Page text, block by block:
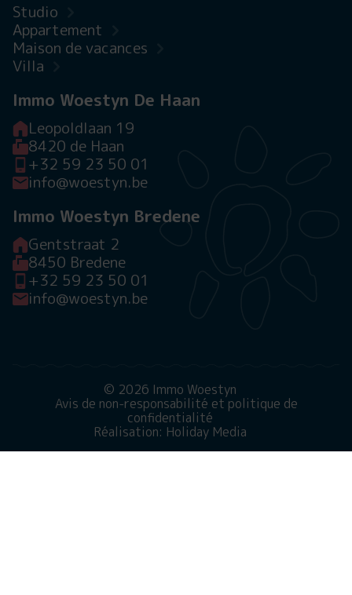
Studio
Appartement
Maison de vacances
Villa
Immo Woestyn De Haan
Leopoldlaan 19
8420 de Haan
+32 59 23 50 01
info@woestyn.be
Immo Woestyn Bredene
Gentstraat 2
8450 Bredene
+32 59 23 50 01
info@woestyn.be
© 2026 Immo Woestyn
Avis de non-responsabilité et politique de
confidentialité
Réalisation: Holiday Media